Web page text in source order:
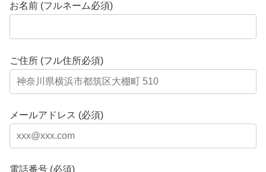
お名前 (フルネーム必須)
ご住所 (フル住所必須)
メールアドレス (必須)
電話番号 (必須)